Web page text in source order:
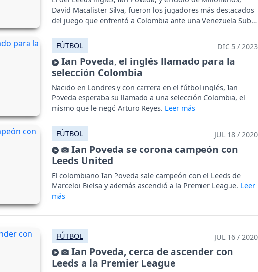
David Macalister Silva, fueron los jugadores más destacados
del juego que enfrentó a Colombia ante una Venezuela Sub
FÚTBOL
DIC 5 / 2023
Ian Poveda, el inglés llamado para la
selección Colombia
Nacido en Londres y con carrera en el fútbol inglés, Ian
Poveda esperaba su llamado a una selección Colombia, el
mismo que le negó Arturo Reyes.
FÚTBOL JUL 18 / 2020
Ian Poveda se corona campeón con
Leeds United
El colombiano Ian Poveda sale campeón con el Leeds de
Marceloi Bielsa y además ascendió a la Premier League.
FÚTBOL JUL 16 / 2020
Ian Poveda, cerca de ascender con
Leeds a la Premier League